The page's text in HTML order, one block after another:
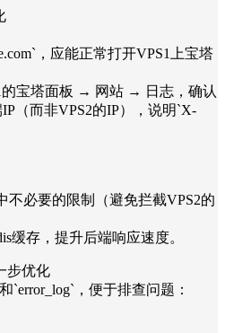
，应能正常打开VPS1上宝塔
的宝塔面板 → 网站 → 日志，确认
（而非VPS2的IP），说明`X-
不必要的限制（避免拦截VPS2的
缓存，提升后端响应速度。
步优化
`error_log`，便于排查问题：